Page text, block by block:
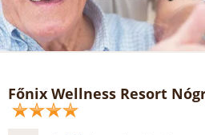
Főnix Wellness Resort